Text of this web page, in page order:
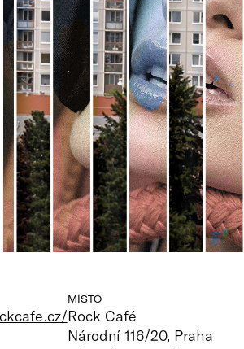
MÍSTO
Rock Café
Národní 116/20, Praha